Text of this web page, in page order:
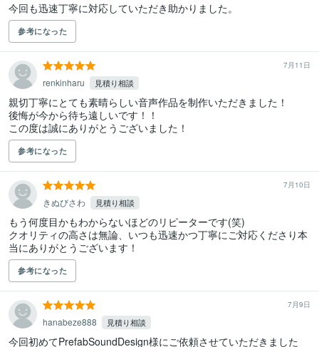
今回も迅速丁寧に対応していただき助かりました。
参考になった
7月11日
renkinharu 見積り相談
親切丁寧にとても素晴らしい音声作品を制作いただきました！
後悔が今から待ち遠しいです！！
この度は誠にありがとうございました！
参考になった
7月10日
きぬびさわ 見積り相談
もう何度目かもわからないほどのリピーターです(笑)
クオリティの高さは無論、いつも迅速かつ丁寧にご対応くださり本
当にありがとうございます！
参考になった
7月9日
hanabeze888 見積り相談
今回初めてPrefabSoundDesign様にご依頼させていただきました